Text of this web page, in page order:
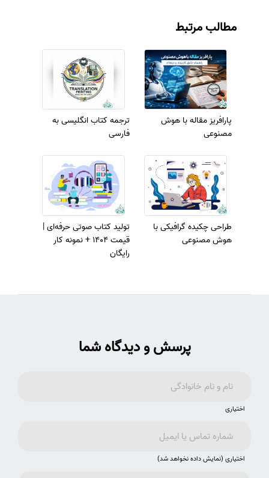
مطالب مرتبط
پارافریز مقاله با هوش
مصنوعی
ترجمه کتاب انگلیسی به
فارسی
طراحی چکیده گرافیکی با
هوش مصنوعی
تولید کتاب صوتی حرفه‌ای |
قیمت 1404 + نمونه کار
رایگان
پرسش و دیدگاه شما
اختیاری
اختیاری (نمایش داده نخواهد شد)